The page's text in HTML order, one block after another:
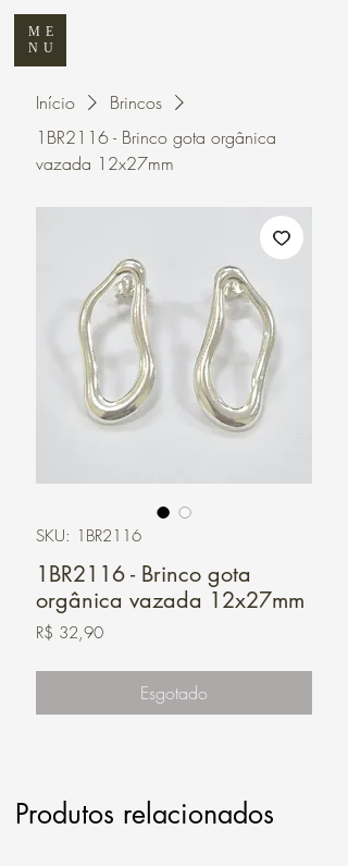
ME
NU
Início
Brincos
1BR2116 - Brinco gota orgânica
vazada 12x27mm
SKU: 1BR2116
1BR2116 - Brinco gota
orgânica vazada 12x27mm
R$ 32,90Preço
Esgotado
Produtos relacionados